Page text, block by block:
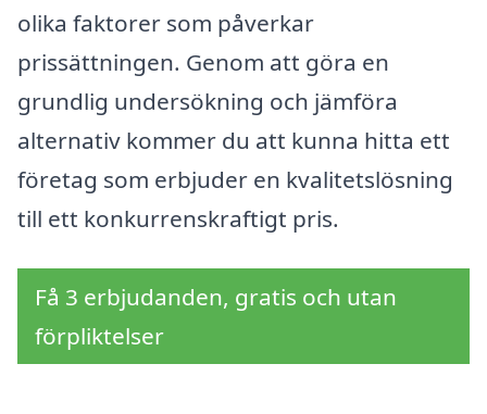
olika faktorer som påverkar
prissättningen. Genom att göra en
grundlig undersökning och jämföra
alternativ kommer du att kunna hitta ett
företag som erbjuder en kvalitetslösning
till ett konkurrenskraftigt pris.
Få 3 erbjudanden, gratis och utan
förpliktelser